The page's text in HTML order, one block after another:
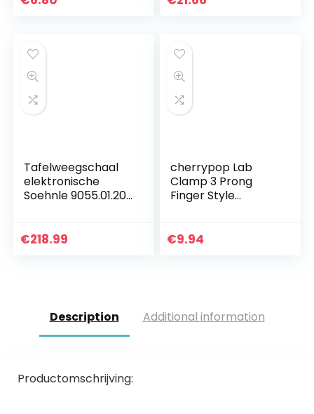
k
Tafelweegschaal
elektronische
Soehnle 9055.01.202
al compacte
€218.99
cherrypop Lab
Clamp 3 Prong
Finger Style
Laboratorium
€9.94
Description Additional information
Productomschrijving: